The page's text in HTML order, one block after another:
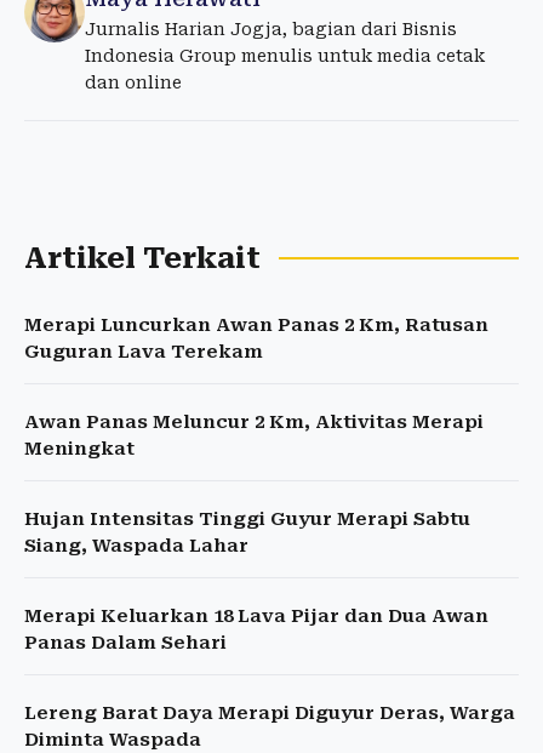
Jurnalis Harian Jogja, bagian dari Bisnis
Indonesia Group menulis untuk media cetak
dan online
Artikel Terkait
Merapi Luncurkan Awan Panas 2 Km, Ratusan
Guguran Lava Terekam
Awan Panas Meluncur 2 Km, Aktivitas Merapi
Meningkat
Hujan Intensitas Tinggi Guyur Merapi Sabtu
Siang, Waspada Lahar
Merapi Keluarkan 18 Lava Pijar dan Dua Awan
Panas Dalam Sehari
Lereng Barat Daya Merapi Diguyur Deras, Warga
Diminta Waspada